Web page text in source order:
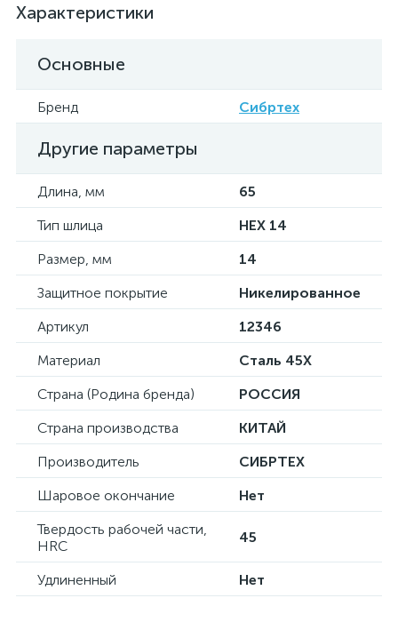
Характеристики
Основные
Бренд Сибртех
Другие параметры
Длина, мм
65
Тип шлица
HEX 14
Размер, мм
14
Защитное покрытие
Никелированное
Артикул
12346
Материал
Сталь 45X
Страна (Родина бренда)
РОССИЯ
Страна производства
КИТАЙ
Производитель
СИБРТЕХ
Шаровое окончание
Нет
Твердость рабочей части,
HRC
45
Удлиненный Нет